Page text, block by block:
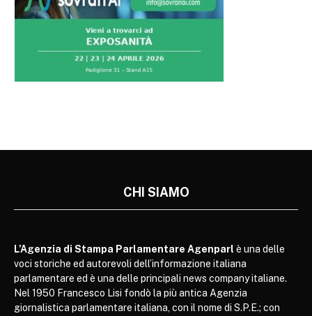
CHI SIAMO
L’Agenzia di Stampa Parlamentare Agenparl è una delle
voci storiche ed autorevoli dell’informazione italiana
parlamentare ed è una delle principali news company italiane.
Nel 1950 Francesco Lisi fondò la più antica Agenzia
giornalistica parlamentare italiana, con il nome di S.P.E.; con